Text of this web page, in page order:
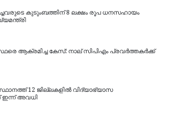
കുടുംബത്തിന് 8 ലക്ഷം രൂപ ധനസഹായം
ആക്രമിച്ച കേസ്: നാല് സിപിഎം പ്രവർത്തകർക്ക്
12 ജില്ലകളില്‍ വിദ്യാഭ്യാസ
ഇന്ന് അവധി